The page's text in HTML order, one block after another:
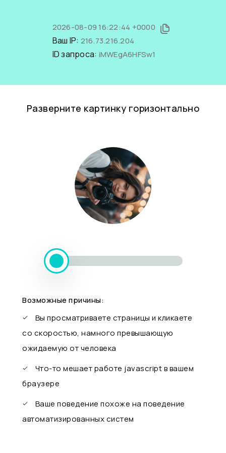
2026-08-09 16:22:44 +0000
Ваш IP: 216.73.216.204
ID запроса: iMWEgA6HFSw1
Разверните картинку горизонтально
Возможные причины:
Вы просматриваете страницы и кликаете
со скоростью, намного превышающую
ожидаемую от человека
Что-то мешает работе javascript в вашем
браузере
Ваше поведение похоже на поведение
автоматизированных систем